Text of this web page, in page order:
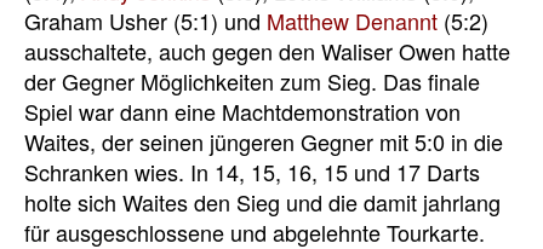
Graham Usher (5:1) und Matthew Denannt (5:2)
ausschaltete, auch gegen den Waliser Owen hatte
der Gegner Möglichkeiten zum Sieg. Das finale
Spiel war dann eine Machtdemonstration von
Waites, der seinen jüngeren Gegner mit 5:0 in die
Schranken wies. In 14, 15, 16, 15 und 17 Darts
holte sich Waites den Sieg und die damit jahrlang
für ausgeschlossene und abgelehnte Tourkarte.